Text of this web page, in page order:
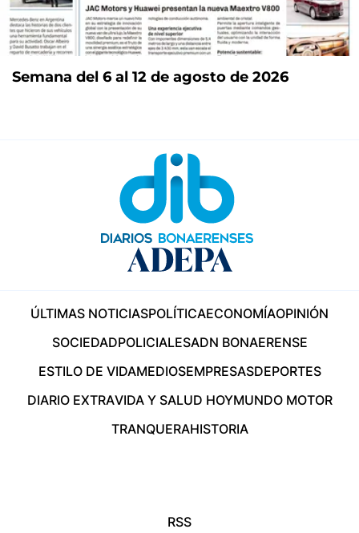
Semana del 6 al 12 de agosto de 2026
ÚLTIMAS NOTICIASPOLÍTICAECONOMÍAOPINIÓN
SOCIEDADPOLICIALESADN BONAERENSE
ESTILO DE VIDAMEDIOSEMPRESASDEPORTES
DIARIO EXTRAVIDA Y SALUD HOYMUNDO MOTOR
TRANQUERAHISTORIA
RSS